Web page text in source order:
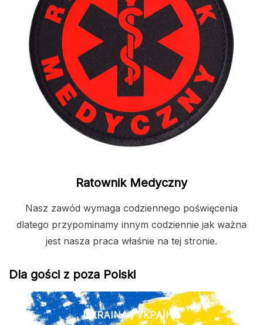
Ratownik Medyczny
Nasz zawód wymaga codziennego poświęcenia
dlatego przypominamy innym codziennie jak ważna
jest nasza praca właśnie na tej stronie.
Dla gości z poza Polski
UKRAINA / УКРАЇНА